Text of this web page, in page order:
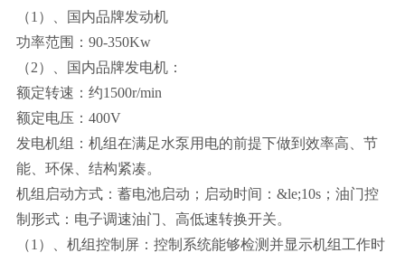
（1）、国内品牌发动机
功率范围：90-350Kw
（2）、国内品牌发电机：
额定转速：约1500r/min
额定电压：400V
发电机组：机组在满足水泵用电的前提下做到效率高、节
能、环保、结构紧凑。
机组启动方式：蓄电池启动；启动时间：&le;10s；油门控
制形式：电子调速油门、高低速转换开关。
（1）、机组控制屏：控制系统能够检测并显示机组工作时